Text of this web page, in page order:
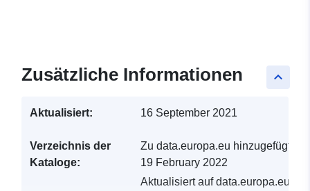
keyboard_arrow_up
Zusätzliche Informationen
Aktualisiert: 16 September 2021
Verzeichnis der
Kataloge:
Zu data.europa.eu hinzugefügt:
19 February 2022
Aktualisiert auf data.europa.eu: